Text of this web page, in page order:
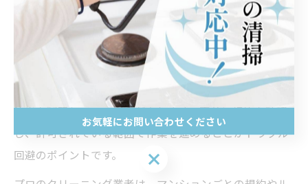
配慮など
マンションのベランダクリーニングを行う際は、必ず管
理規約を確認することが重要です。多くのマンションで
は、水の大量使用や高圧洗浄の利用、共用部分への汚水
流出を制限している場合があります。事前に規約を確認
し、許可されている範囲で作業を進めることがトラブル
回避のポイントです。お気軽にお問い合わせください
お気軽にお問い合わせください